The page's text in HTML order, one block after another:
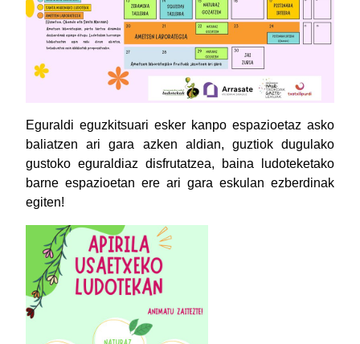
Eguraldi eguzkitsuari esker kanpo espazioetaz asko
baliatzen ari gara azken aldian, guztiok dugulako
gustoko eguraldiaz disfrutatzea, baina ludoteketako
barne espazioetan ere ari gara eskulan ezberdinak
egiten!